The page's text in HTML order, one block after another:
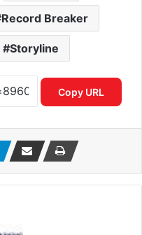
Record Breaker
Storyline
Copy URL